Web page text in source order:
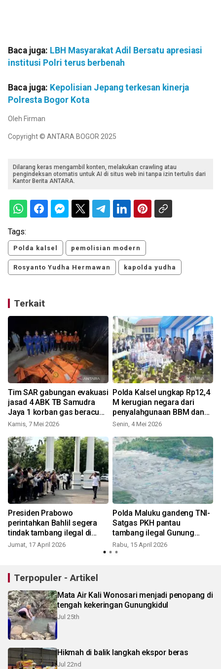
Baca juga: LBH Masyarakat Adil Bersatu apresiasi
institusi Polri terus berbenah
Baca juga: Kepolisian Jepang terkesan kinerja
Polresta Bogor Kota
Oleh Firman
Copyright © ANTARA BOGOR 2025
Dilarang keras mengambil konten, melakukan crawling atau
pengindeksan otomatis untuk AI di situs web ini tanpa izin tertulis dari
Kantor Berita ANTARA.
Tags:
Polda kalsel pemolisian modern
Rosyanto Yudha Hermawan kapolda yudha
Terkait
Tim SAR gabungan evakuasi
jasad 4 ABK TB Samudra
Jaya 1 korban gas beracun
di perairan Kalsel
Kamis, 7 Mei 2026
Polda Kalsel ungkap Rp12,4
M kerugian negara dari
penyalahgunaan BBM dan
LPG bersubsidi
Senin, 4 Mei 2026
Presiden Prabowo
perintahkan Bahlil segera
tindak tambang ilegal di
kawasan hutan
Jumat, 17 April 2026
Polda Maluku gandeng TNI-
Satgas PKH pantau
tambang ilegal Gunung
Botak
Rabu, 15 April 2026
Terpopuler - Artikel
Mata Air Kali Wonosari menjadi penopang di
tengah kekeringan Gunungkidul
Jul 25th
Hikmah di balik langkah ekspor beras
Jul 22nd